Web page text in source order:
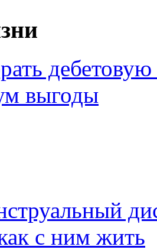
дебетовую
выгоды
с ним жить